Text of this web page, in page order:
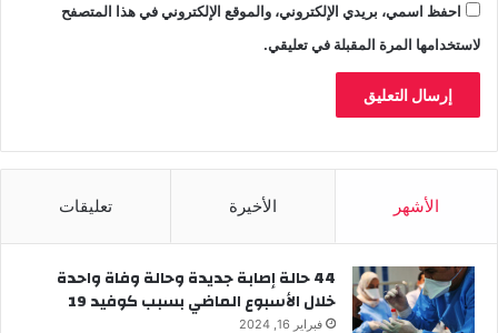
احفظ اسمي، بريدي الإلكتروني، والموقع الإلكتروني في هذا المتصفح
لاستخدامها المرة المقبلة في تعليقي.
الأشهر الأخيرة تعليقات
44 حالة إصابة جديدة وحالة وفاة واحدة
خلال الأسبوع الماضي بسبب كوفيد 19
فبراير 16, 2024